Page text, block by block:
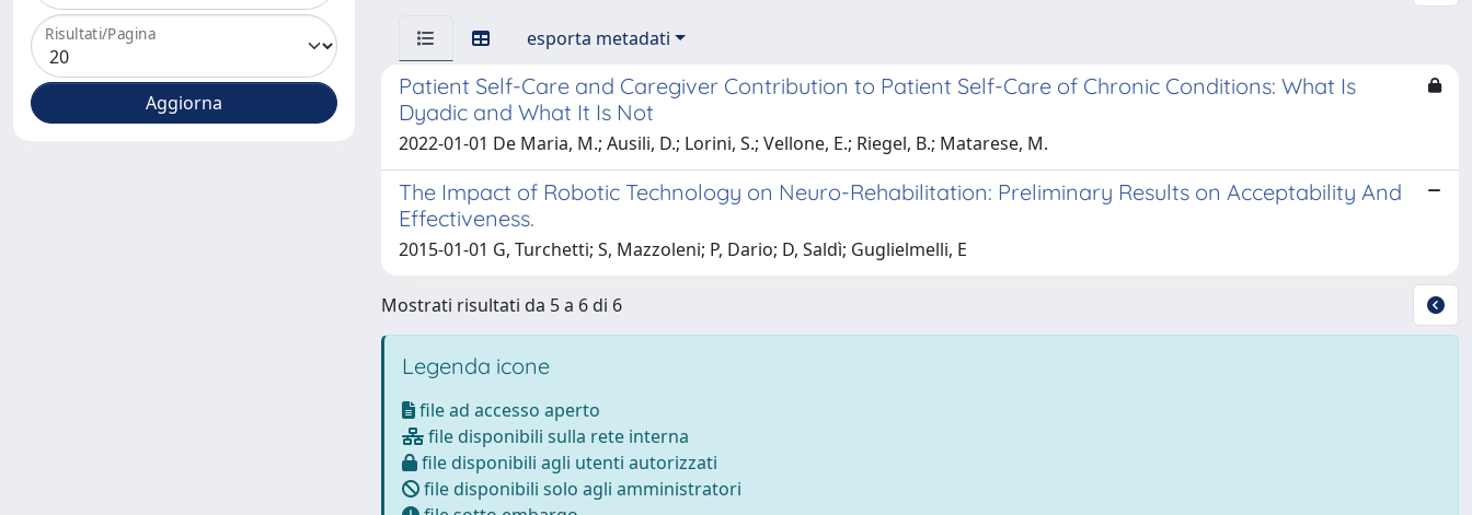
Risultati/Pagina esporta metadati
Patient Self-Care and Caregiver Contribution to Patient Self-Care of Chronic Conditions: What Is
Dyadic and What It Is Not
2022-01-01 De Maria, M.; Ausili, D.; Lorini, S.; Vellone, E.; Riegel, B.; Matarese, M.
The Impact of Robotic Technology on Neuro-Rehabilitation: Preliminary Results on Acceptability And
Effectiveness.
2015-01-01 G, Turchetti; S, Mazzoleni; P, Dario; D, Saldì; Guglielmelli, E
Mostrati risultati da 5 a 6 di 6
Legenda icone
file ad accesso aperto
file disponibili sulla rete interna
file disponibili agli utenti autorizzati
file disponibili solo agli amministratori